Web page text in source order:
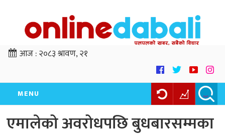
आज :२०८३ श्रावण, २१
MENU
एमालेको अवरोधपछि बुधबारसम्मका